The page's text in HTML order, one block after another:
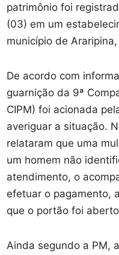
patrimônio foi
(03) em um
município de
De acordo com
guarnição da 9ª
CIPM) foi acionada
averiguar a situação.
relataram que uma
um homem não
atendimento, o
efetuar o pagamento,
que o portão foi
Ainda segundo a PM,